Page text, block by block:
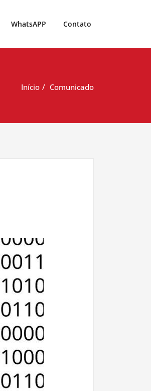
WhatsAPP Contato
Início Comunicado